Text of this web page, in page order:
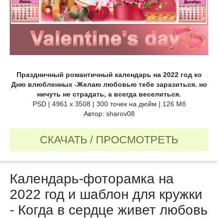
Праздничный романтичный календарь на 2022 год ко
Дню влюбленных -Желаю любовью тебе заразиться. но
ничуть не страдать, а всегда веселиться.
PSD | 4961 х 3508 | 300 точек на дюйм | 126 Мб
Автор: sharov08
СКАЧАТЬ / ПРОСМОТРЕТЬ
Календарь-фоторамка на
2022 год и шаблон для кружки
- Когда в сердце живет любовь